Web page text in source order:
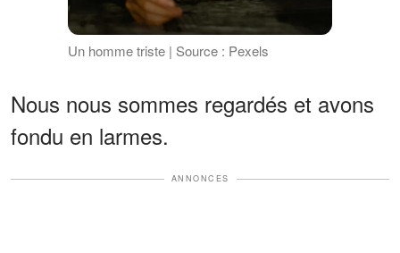
Un homme triste | Source : Pexels
Nous nous sommes regardés et avons
fondu en larmes.
ANNONCES